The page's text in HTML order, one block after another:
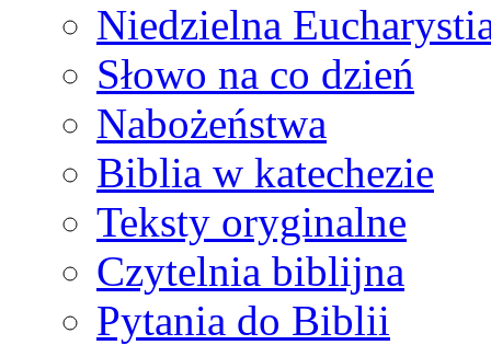
Niedzielna
Słowo na co dzień
Nabożeństwa
Biblia w katechezie
Teksty oryginalne
Czytelnia biblijna
Pytania do Biblii